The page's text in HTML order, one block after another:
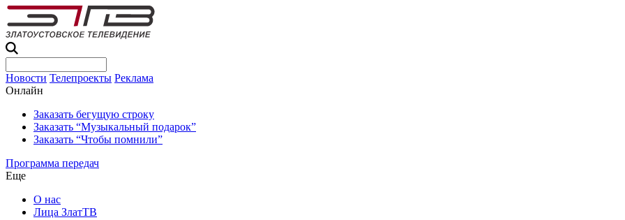
Новости Телепроекты Реклама
Онлайн
Заказать бегущую строку
Заказать “Музыкальный подарок”
Заказать “Чтобы помнили”
Программа передач
Еще
О нас
Лица ЗлатТВ